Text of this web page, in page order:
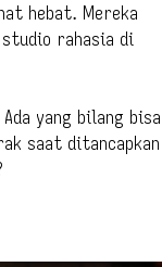
hebat. Mereka
rahasia di
yang bilang bisa
saat ditancapkan